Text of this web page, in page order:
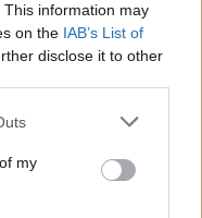
This information may
on the IAB’s List of
disclose it to other
my